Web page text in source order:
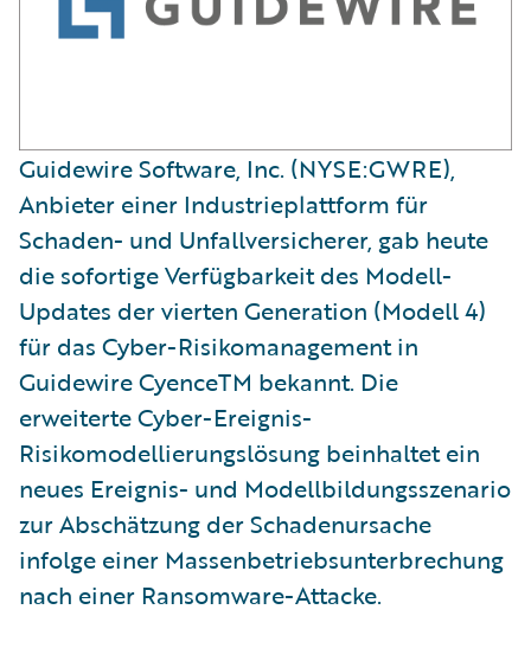
Guidewire Software, Inc. (NYSE:GWRE),
Anbieter einer Industrieplattform für
Schaden- und Unfallversicherer, gab heute
die sofortige Verfügbarkeit des Modell-
Updates der vierten Generation (Modell 4)
für das Cyber-Risikomanagement in
Guidewire CyenceTM bekannt. Die
erweiterte Cyber-Ereignis-
Risikomodellierungslösung beinhaltet ein
neues Ereignis- und Modellbildungsszenario
zur Abschätzung der Schadenursache
infolge einer Massenbetriebsunterbrechung
nach einer Ransomware-Attacke.